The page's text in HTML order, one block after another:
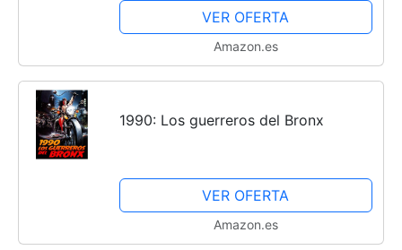
VER OFERTA
Amazon.es
1990: Los guerreros del Bronx
VER OFERTA
Amazon.es